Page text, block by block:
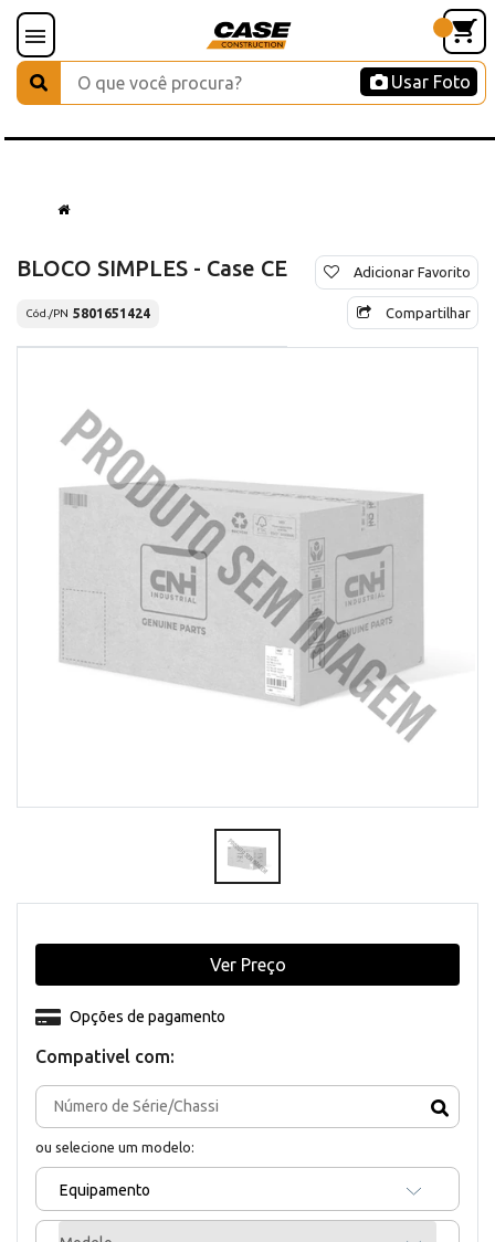
Usar Foto
BLOCO SIMPLES - Case CE
Cód./PN 5801651424
Adicionar Favorito
Compartilhar
Compativel com:
ou selecione um modelo:
Equipamento
Opções de pagamento
Ver Preço